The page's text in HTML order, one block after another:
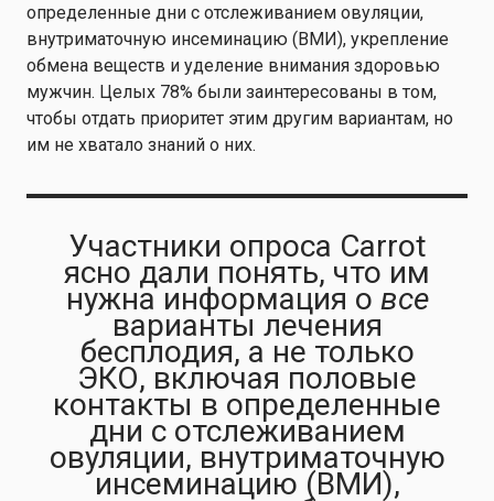
определенные дни с отслеживанием овуляции,
внутриматочную инсеминацию (ВМИ), укрепление
обмена веществ и уделение внимания здоровью
мужчин. Целых 78% были заинтересованы в том,
чтобы отдать приоритет этим другим вариантам, но
им не хватало знаний о них.
Участники опроса Carrot
ясно дали понять, что им
нужна информация о все
варианты лечения
бесплодия, а не только
ЭКО, включая половые
контакты в определенные
дни с отслеживанием
овуляции, внутриматочную
инсеминацию (ВМИ),